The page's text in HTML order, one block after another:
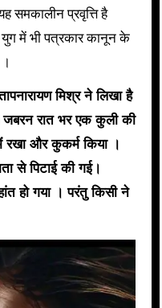
समकालीन प्रवृत्ति है
में भी पत्रकार कानून के
मिश्र ने लिखा है
रात भर एक कुली की
और कुकर्म किया ।
से पिटाई की गई।
हो गया । परंतु किसी ने